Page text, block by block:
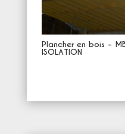
Plancher en bois –
ISOLATION